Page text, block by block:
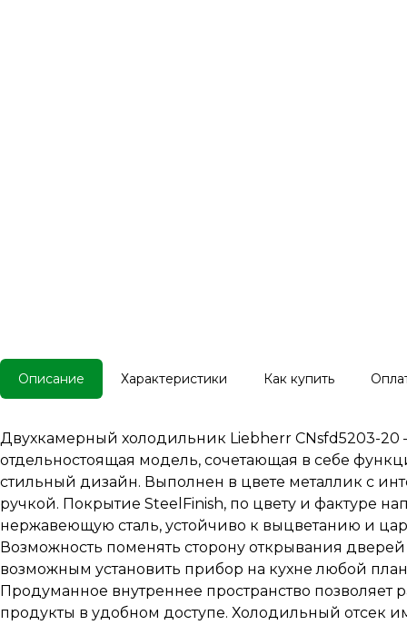
Описание Характеристики Как купить
Двухкамерный холодильник Liebherr CNsfd5203-20
отдельностоящая модель, сочетающая в себе
стильный дизайн. Выполнен в цвете металлик с
ручкой. Покрытие SteelFinish, по цвету и фактуре
нержавеющую сталь, устойчиво к выцветанию и
Возможность поменять сторону открывания дверей
возможным установить прибор на кухне любой
Продуманное внутреннее пространство позволяет
продукты в удобном доступе. Холодильный отсек